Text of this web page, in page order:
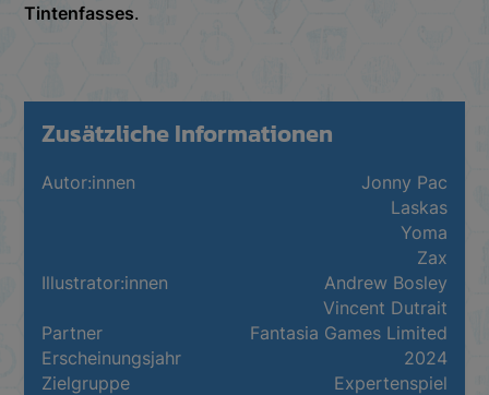
Tintenfasses.
Zusätzliche Informationen
Autor:innen
Jonny Pac
Laskas
Yoma
Zax
Illustrator:innen
Andrew Bosley
Vincent Dutrait
Partner
Fantasia Games Limited
Erscheinungsjahr
2024
Zielgruppe
Expertenspiel